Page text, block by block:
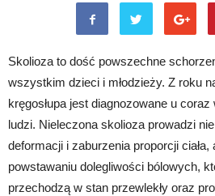
Skolioza to dość powszechne
wszystkim dzieci i młodzieży. Z roku
kręgosłupa jest diagnozowane u
ludzi. Nieleczona skolioza prowadzi
deformacji i zaburzenia proporcji
powstawaniu dolegliwości bólowych,
przechodzą w stan przewlekły oraz